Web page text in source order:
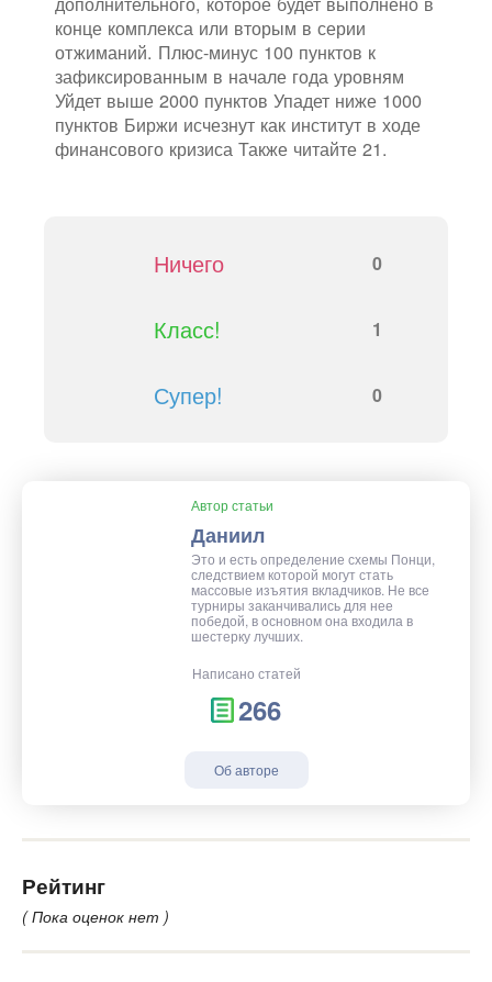
конце комплекса или вторым в серии
отжиманий. Плюс-минус 100 пунктов к
зафиксированным в начале года уровням
Уйдет выше 2000 пунктов Упадет ниже 1000
пунктов Биржи исчезнут как институт в ходе
финансового кризиса Также читайте 21.
Ничего 0
Класс! 1
Супер! 0
Автор статьи
Даниил
Это и есть определение схемы Понци,
следствием которой могут стать
массовые изъятия вкладчиков. Не все
турниры заканчивались для нее
победой, в основном она входила в
шестерку лучших.
Написано статей
266
Об авторе
Рейтинг
( Пока оценок нет )